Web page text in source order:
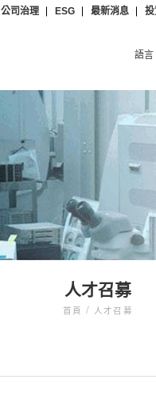
公司治理 ESG 最新消息 投
語言
人才召募
首頁 / 人才召募